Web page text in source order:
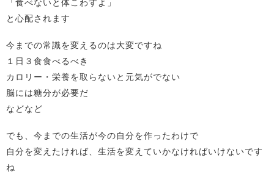
「食べないと体こわすよ」
と心配されます
今までの常識を変えるのは大変ですね
１日３食食べるべき
カロリー・栄養を取らないと元気がでない
脳には糖分が必要だ
などなど
でも、今までの生活が今の自分を作ったわけで
自分を変えたければ、生活を変えていかなければいけないです
ね